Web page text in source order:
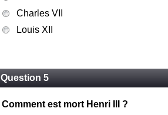
Charles VII
Louis XII
Question 5
Comment est mort Henri III ?